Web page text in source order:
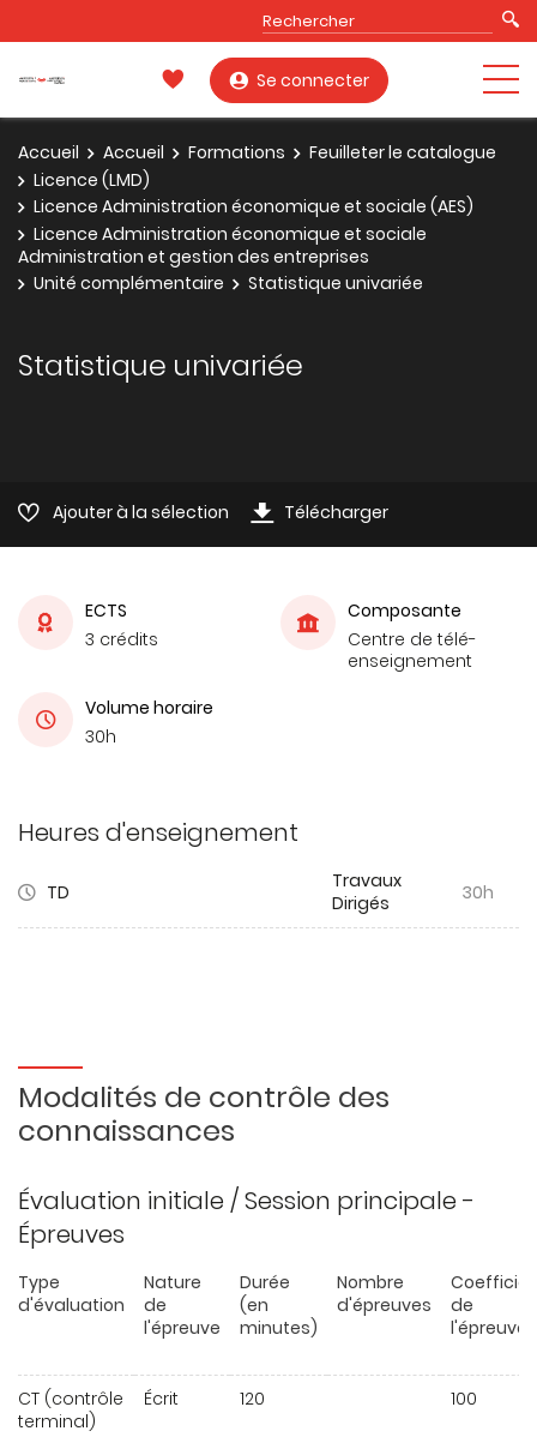
Se connecter
Accueil Accueil Formations
Feuilleter le catalogue
Licence (LMD)
Licence Administration économique et sociale (AES)
Licence Administration économique et sociale
Administration et gestion des entreprises
Unité complémentaire
Statistique univariée
Statistique univariée
Ajouter à la sélection Télécharger
ECTS
3 crédits
Composante
Centre de télé-
enseignement
Volume horaire
30h
Heures d'enseignement
TD
Travaux
Dirigés
30h
Modalités de contrôle des
connaissances
Évaluation initiale / Session principale -
Épreuves
Type
d'évaluation
Nature
de
l'épreuve
Durée
(en
minutes)
Nombre
d'épreuves
de
l'épreuve
CT (contrôle
terminal)
Écrit 120 100